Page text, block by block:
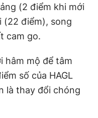
quảng cáo
780 404
(2 điểm khi mới
(22 điểm), song
cam go.
hâm mộ để tâm
số của HAGL
là thay đổi chóng